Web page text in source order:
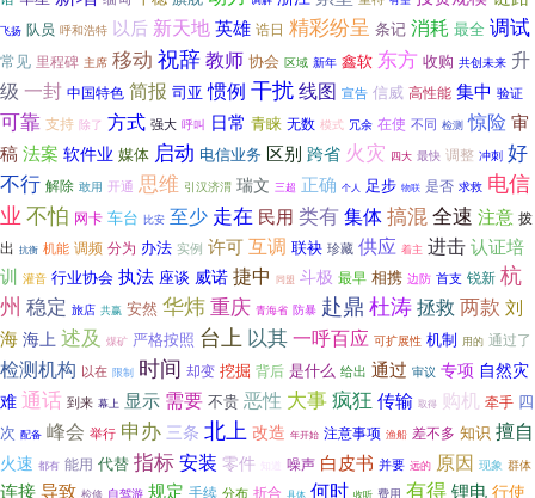
飞扬 队员 呼和浩特 以后 新天地英雄 诰日 精彩纷呈 条记 消耗 最全 调试
常见 里程碑 主席 移动 祝辞教师 协会 区域 新年 鑫软 东方 收购 共创未来 升
级 一封 中国特色 简报 司亚 惯例 干扰线图 宣告 信威 高性能 集中 验证
可靠 支持 除了 方式 强大 呼叫 日常 青睐 无数 模式 冗余 在使 不同 检测 惊险 审
稿法案 软件业 媒体 启动 电信业务 区别 跨省 火灾 四大 最快 调整 冲刺 好
不行 解除 敢用 开通 思维 引汉济渭 瑞文 三超 正确 个人 足步 物联 是否 求救 电信
业 不怕 网卡 车台 比安 至少 走在 民用 类有集体搞混全速 注意 拨
出 抗衡 机能 调频 分为 办法 实例 许可互调 联袂 珍藏 供应 着主 进击认证培
训 灌音 行业协会 执法 座谈 威诺 捷中 同盟 斗极 最早 相携 边防 首支 锐新 杭
州 稳定 旅店 共赢 安然 华炜重庆 青海省 防暴 赴鼎 杜涛拯救 两款 刘
海 海上 述及 煤矿 严格按照 台上 以其一呼百应 可扩展性 机制 用的 通过了
检测机构 以在 限制 时间 却变 挖掘 背后 是什么 给出 通过 审议 专项 自然灾
难 通话 到来 幕上 显示 需要 不贵 恶性 大事疯狂 传输 取得 购机 牵手 四
次 配备 峰会 举行 申办 三条 北上 改造 年开始 注意事项 渔船 差不多 知识 擅自
火速 都有 能用 代替 指标安装 零件 噪声 白皮书 并要 远的 原因 现象 群体
连接导致 检修 自驾游 规定 手续 分布 折合 具体 何时 收听 费用 有得锂电 行使